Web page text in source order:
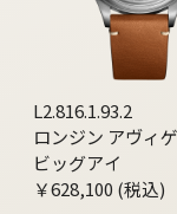
L2.816.1.93.2
ロンジン アヴィ
ビッグアイ
￥628,100 (税込)